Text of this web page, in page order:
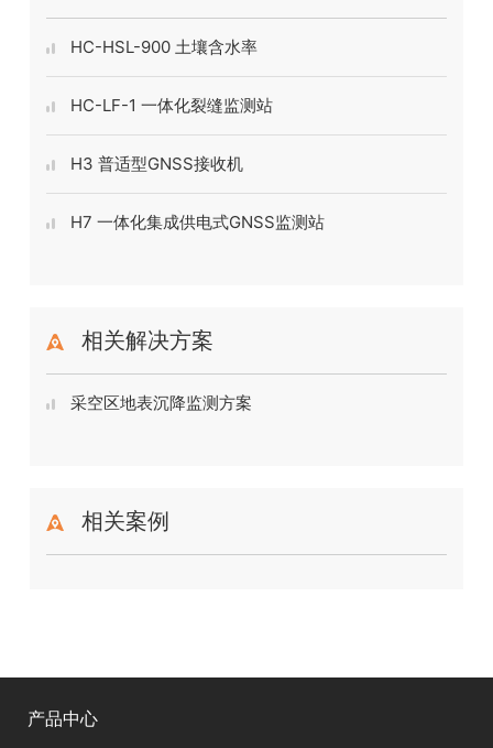
HC-HSL-900 土壤含水率
HC-LF-1 一体化裂缝监测站
H3 普适型GNSS接收机
H7 一体化集成供电式GNSS监测站
相关解决方案
采空区地表沉降监测方案
相关案例
产品中心